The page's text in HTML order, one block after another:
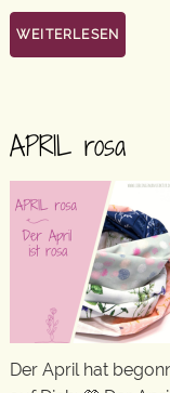
WEITERLESEN
APRIL rosa
Der April hat